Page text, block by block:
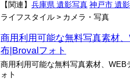
【関連】 兵庫県 遺影写真 神戸市 遺
ライフスタイル > カメラ・写真
商用利用可能な無料写真素材
布|Brovalフォト
商用利用可能な無料写真素材、
ォト